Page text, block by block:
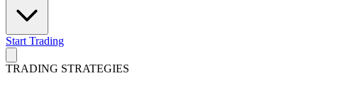
Start Trading
TRADING STRATEGIES